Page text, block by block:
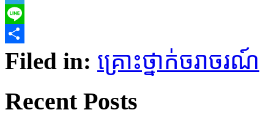
Telegram
Line
Share
Filed in: គ្រោះថ្នាក់​ចរាចរណ៍
Recent Posts